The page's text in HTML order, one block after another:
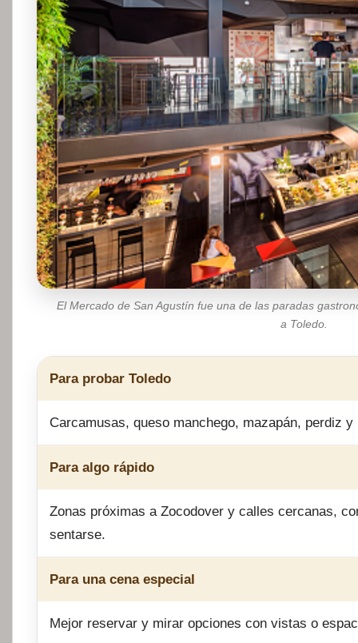
El Mercado de San Agustín fue una de las paradas
a Toledo.
Para probar Toledo
Carcamusas, queso manchego, mazapán, perdiz
Para algo rápido
Zonas próximas a Zocodover y calles cercanas,
sentarse.
Para una cena especial
Mejor reservar y mirar opciones con vistas o